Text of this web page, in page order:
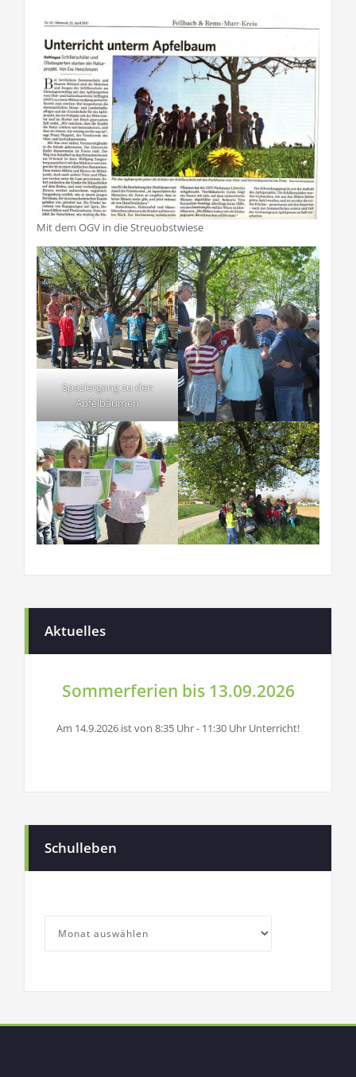
Mit dem OGV in die Streuobstwiese
Spaziergang zu den
Apfelbäumen
Aktuelles
Sommerferien bis 13.09.2026
Am 14.9.2026 ist von 8:35 Uhr - 11:30 Uhr Unterricht!
Schulleben